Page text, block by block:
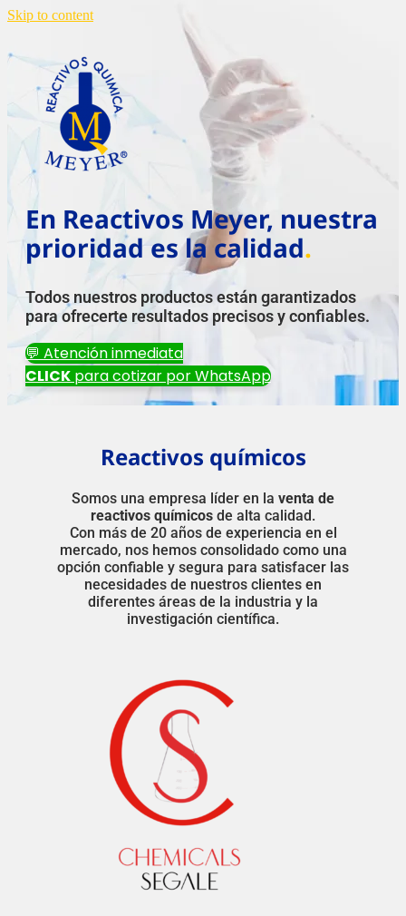
Skip to content
En Reactivos Meyer, nuestra
prioridad es la calidad.
Todos nuestros productos están garantizados
para ofrecerte resultados precisos y confiables.
💬 Atención inmediata
CLICK para cotizar por WhatsApp
Reactivos químicos
Somos una empresa líder en la venta de
reactivos químicos de alta calidad.
Con más de 20 años de experiencia en el
mercado, nos hemos consolidado como una
opción confiable y segura para satisfacer las
necesidades de nuestros clientes en
diferentes áreas de la industria y la
investigación científica.